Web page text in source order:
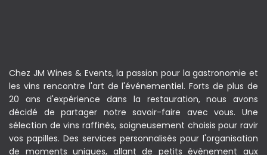
Chez JM Wines & Events, la passion pour la gastronomie et
les vins rencontre l'art de l'événementiel. Forts de plus de
20 ans d'expérience dans la restauration, nous avons
décidé de partager notre savoir-faire avec vous. Une
sélection de vins raffinés, soigneusement choisis pour ravir
vos papilles. Des services personnalisés pour l'organisation
de moments uniques, allant de petits évènement aux